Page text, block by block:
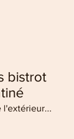
bistrot
l'extérieur...